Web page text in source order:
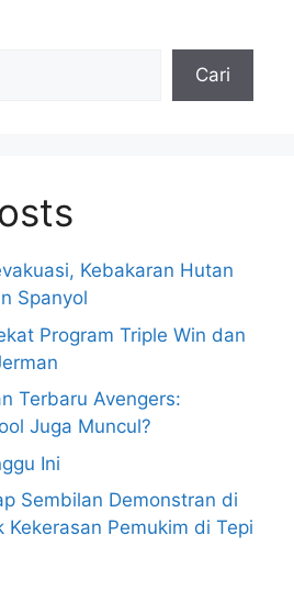
Cari
Kebakaran Hutan
Spanyol
Program Triple Win dan
Terbaru Avengers:
Juga Muncul?
Ini
Sembilan Demonstran di
Kekerasan Pemukim di Tepi